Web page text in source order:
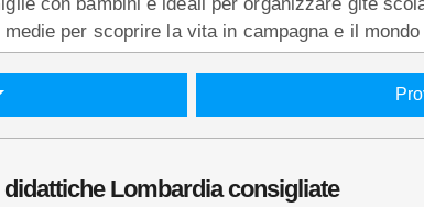
per scoprire la vita in campagna e il
Lombardia consigliate